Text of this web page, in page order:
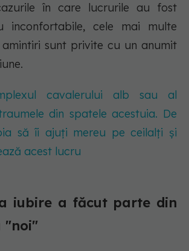
în care lucrurile au fost
inconfortabile, cele mai multe
sunt privite cu un anumit
cavalerului alb sau al
din spatele acestuia. De
să îi ajuți mereu pe ceilalți și
acest lucru
iubire a făcut parte din
"noi"